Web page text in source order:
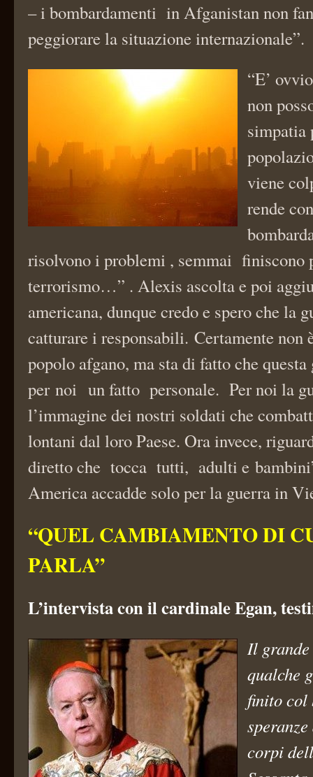
– i bombardamenti in Afganistan non
peggiorare la situazione internazionale”.
“E’
non
simpatia
viene
rende
risolvono i problemi , semmai finiscono
terrorismo…” . Alexis ascolta e poi
americana, dunque credo e spero che la
catturare i responsabili. Certamente non
popolo afgano, ma sta di fatto che
per noi un fatto personale. Per noi la
l’immagine dei nostri soldati che
lontani dal loro Paese. Ora invece,
diretto che tocca tutti, adulti e
America accadde solo per la guerra in
“QUEL CAMBIAMENTO DI
PARLA”
L’intervista con il cardinale Egan,
Il
qualche
finito col
corpi